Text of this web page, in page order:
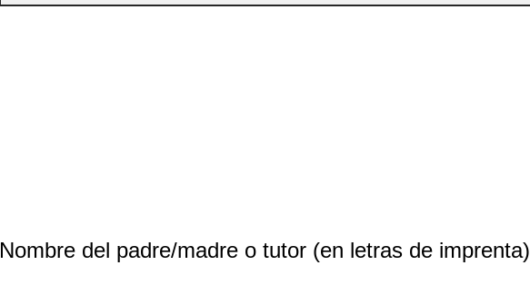
Nombre del padre/madre o tutor (en letras de imprenta)